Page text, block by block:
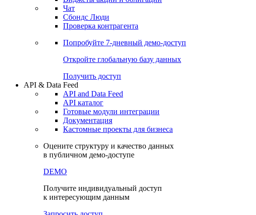
Чат
Сбондс Люди
Проверка контрагента
Попробуйте 7-дневный демо-доступ
Откройте глобальную базу данных
Получить доступ
API & Data Feed
API and Data Feed
API каталог
Готовые модули интеграции
Документация
Кастомные проекты для бизнеса
Оцените структуру и качество данных
в публичном демо-доступе
DEMO
Получите индивидуальный доступ
к интересующим данным